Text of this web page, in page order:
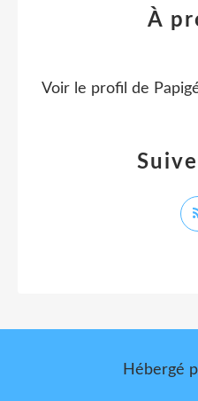
À
Voir le profil de
Hébergé